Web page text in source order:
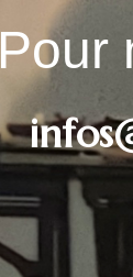
Pour